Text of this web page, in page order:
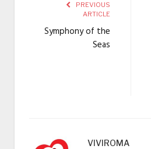
PREVIOUS
ARTICLE
Symphony of the
Seas
VIVIROMA